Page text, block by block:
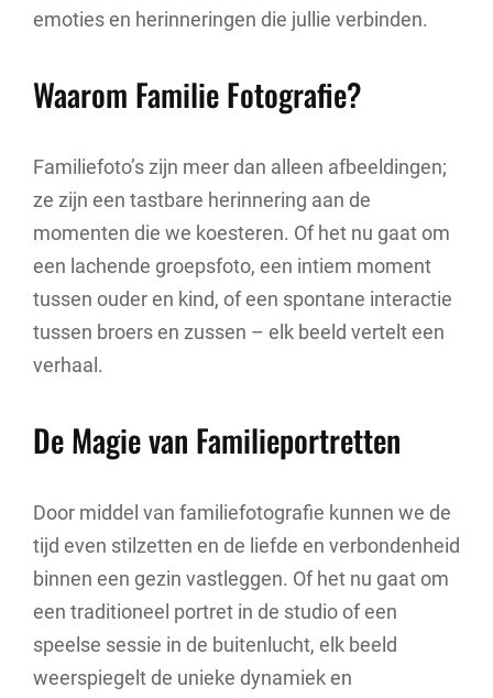
emoties en herinneringen die jullie verbinden.
Waarom Familie Fotografie?
Familiefoto’s zijn meer dan alleen afbeeldingen;
ze zijn een tastbare herinnering aan de
momenten die we koesteren. Of het nu gaat om
een lachende groepsfoto, een intiem moment
tussen ouder en kind, of een spontane interactie
tussen broers en zussen – elk beeld vertelt een
verhaal.
De Magie van Familieportretten
Door middel van familiefotografie kunnen we de
tijd even stilzetten en de liefde en verbondenheid
binnen een gezin vastleggen. Of het nu gaat om
een traditioneel portret in de studio of een
speelse sessie in de buitenlucht, elk beeld
weerspiegelt de unieke dynamiek en